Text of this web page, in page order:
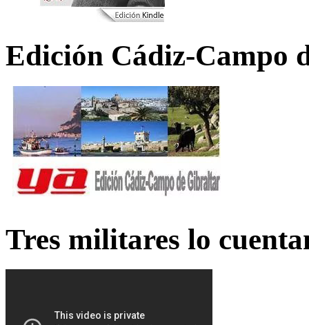
Edición Cádiz-Campo
Tres militares lo